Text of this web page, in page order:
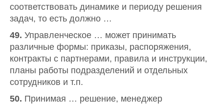
соответствовать динамике и периоду решения
задач, то есть должно …
49. Управленческое … может принимать
различные формы: приказы, распоряжения,
контракты с партнерами, правила и инструкции,
планы работы подразделений и отдельных
сотрудников и т.п.
50. Принимая … решение, менеджер